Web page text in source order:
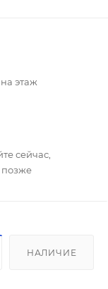
этаж
сейчас,
позже
НАЛИЧИЕ